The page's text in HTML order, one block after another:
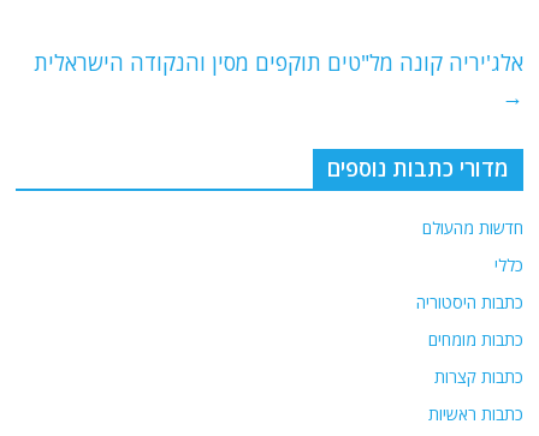
k
אלג'יריה קונה מל"טים תוקפים מסין והנקודה הישראלית
→
מדורי כתבות נוספים
חדשות מהעולם
כללי
כתבות היסטוריה
כתבות מומחים
כתבות קצרות
כתבות ראשיות